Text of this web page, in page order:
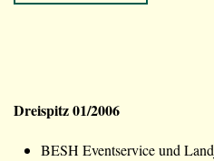
Dreispitz 01/2006
BESH Eventservice und